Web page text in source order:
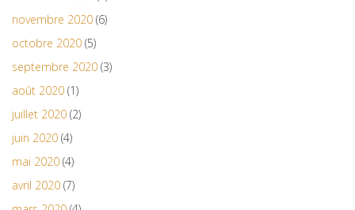
novembre 2020 (6)
octobre 2020 (5)
septembre 2020 (3)
août 2020 (1)
juillet 2020 (2)
juin 2020 (4)
mai 2020 (4)
avril 2020 (7)